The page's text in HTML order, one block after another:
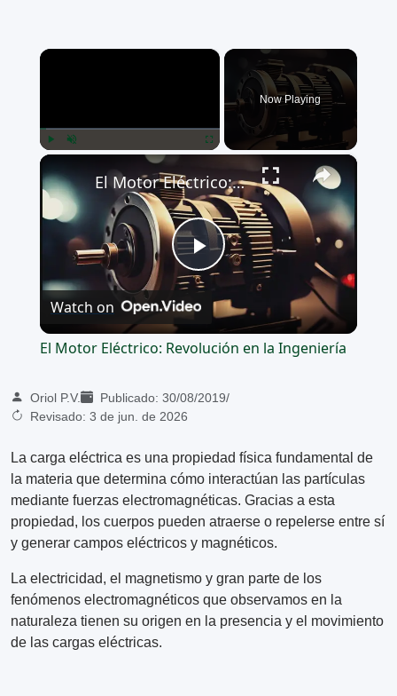
×
Now Playing
×
Play
Video
El Motor Eléctrico: Revolución en la Ingeniería
Watch on
El Motor Eléctrico: Revolución en la Ingeniería
Oriol P.V. Publicado: 30/08/2019/
Revisado: 3 de jun. de 2026
La carga eléctrica es una propiedad física fundamental de
la materia que determina cómo interactúan las partículas
mediante fuerzas electromagnéticas. Gracias a esta
propiedad, los cuerpos pueden atraerse o repelerse entre sí
y generar campos eléctricos y magnéticos.
La electricidad, el magnetismo y gran parte de los
fenómenos electromagnéticos que observamos en la
naturaleza tienen su origen en la presencia y el movimiento
de las cargas eléctricas.